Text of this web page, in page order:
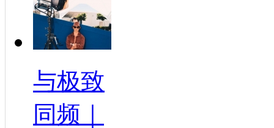
与极致
同频｜